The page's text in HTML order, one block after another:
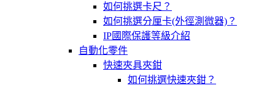
如何挑選卡尺？
如何挑選分厘卡(外徑測微器)？
IP國際保護等級介紹
自動化零件
快速夾具夾鉗
如何挑選快速夾鉗？